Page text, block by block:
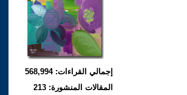
إجمالي القراءات: 568,994
المقالات المنشورة: 213